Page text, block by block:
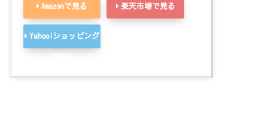
Amazonで見る 楽天市場で見る
Yahoo!ショッピング